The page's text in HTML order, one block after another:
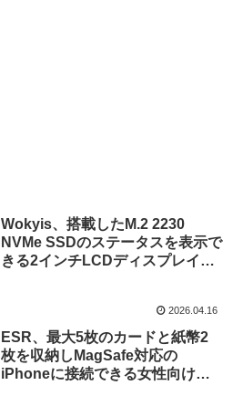
Wokyis、搭載したM.2 2230
NVMe SSDのステータスを表示で
きる2インチLCDディスプレイを
「Wokyis A1」を発表。 2026.04.16
ESR、最大5枚のカードと紙幣2
枚を収納しMagSafe対応の
iPhoneに接続できる女性向けデ